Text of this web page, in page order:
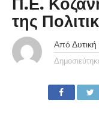
Π.Ε.
της
Από